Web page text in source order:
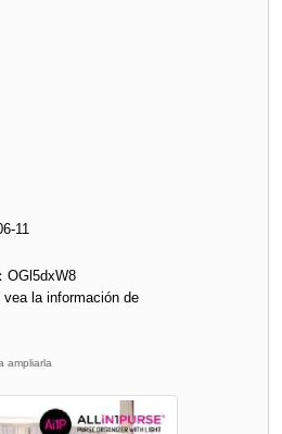
11
OGl5dxW8
la información de
ampliarla